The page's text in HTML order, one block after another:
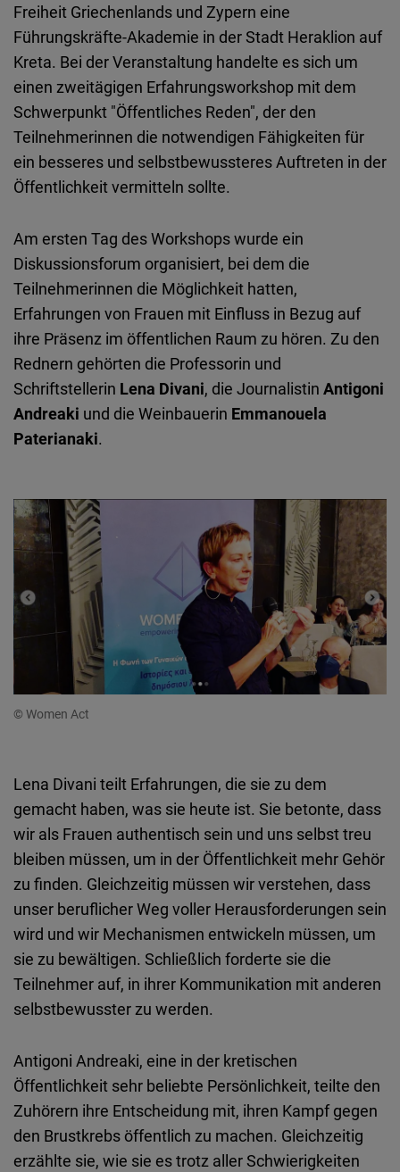
Freiheit Griechenlands und Zypern eine
Führungskräfte-Akademie in der Stadt Heraklion auf
Kreta. Bei der Veranstaltung handelte es sich um
einen zweitägigen Erfahrungsworkshop mit dem
Schwerpunkt "Öffentliches Reden", der den
Teilnehmerinnen die notwendigen Fähigkeiten für
ein besseres und selbstbewussteres Auftreten in der
Öffentlichkeit vermitteln sollte.
Am ersten Tag des Workshops wurde ein
Diskussionsforum organisiert, bei dem die
Teilnehmerinnen die Möglichkeit hatten,
Erfahrungen von Frauen mit Einfluss in Bezug auf
ihre Präsenz im öffentlichen Raum zu hören. Zu den
Rednern gehörten die Professorin und
Schriftstellerin Lena Divani, die Journalistin Antigoni
Andreaki und die Weinbauerin Emmanouela
Paterianaki.
© Women Act
Lena Divani teilt Erfahrungen, die sie zu dem
gemacht haben, was sie heute ist. Sie betonte, dass
wir als Frauen authentisch sein und uns selbst treu
bleiben müssen, um in der Öffentlichkeit mehr Gehör
zu finden. Gleichzeitig müssen wir verstehen, dass
unser beruflicher Weg voller Herausforderungen sein
wird und wir Mechanismen entwickeln müssen, um
sie zu bewältigen. Schließlich forderte sie die
Teilnehmer auf, in ihrer Kommunikation mit anderen
selbstbewusster zu werden.
Antigoni Andreaki, eine in der kretischen
Öffentlichkeit sehr beliebte Persönlichkeit, teilte den
Zuhörern ihre Entscheidung mit, ihren Kampf gegen
den Brustkrebs öffentlich zu machen. Gleichzeitig
erzählte sie, wie sie es trotz aller Schwierigkeiten
Flickr
Embed
Newsletter2go
Embed
Podigee
D.Vinci
Embed
Typeform
Embed